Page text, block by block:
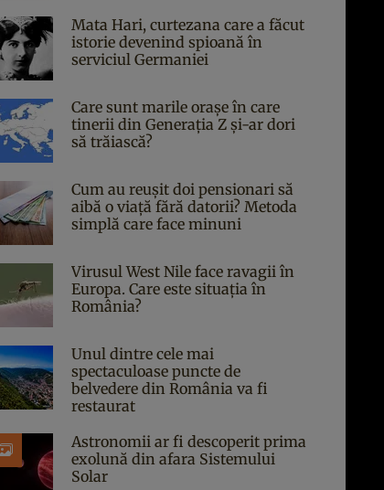
Mata Hari, curtezana care a făcut
istorie devenind spioană în
serviciul Germaniei
Care sunt marile orașe în care
tinerii din Generația Z și-ar dori
să trăiască?
Cum au reușit doi pensionari să
aibă o viață fără datorii? Metoda
simplă care face minuni
Virusul West Nile face ravagii în
Europa. Care este situația în
România?
Unul dintre cele mai
spectaculoase puncte de
belvedere din România va fi
restaurat
Astronomii ar fi descoperit prima
exolună din afara Sistemului
Solar